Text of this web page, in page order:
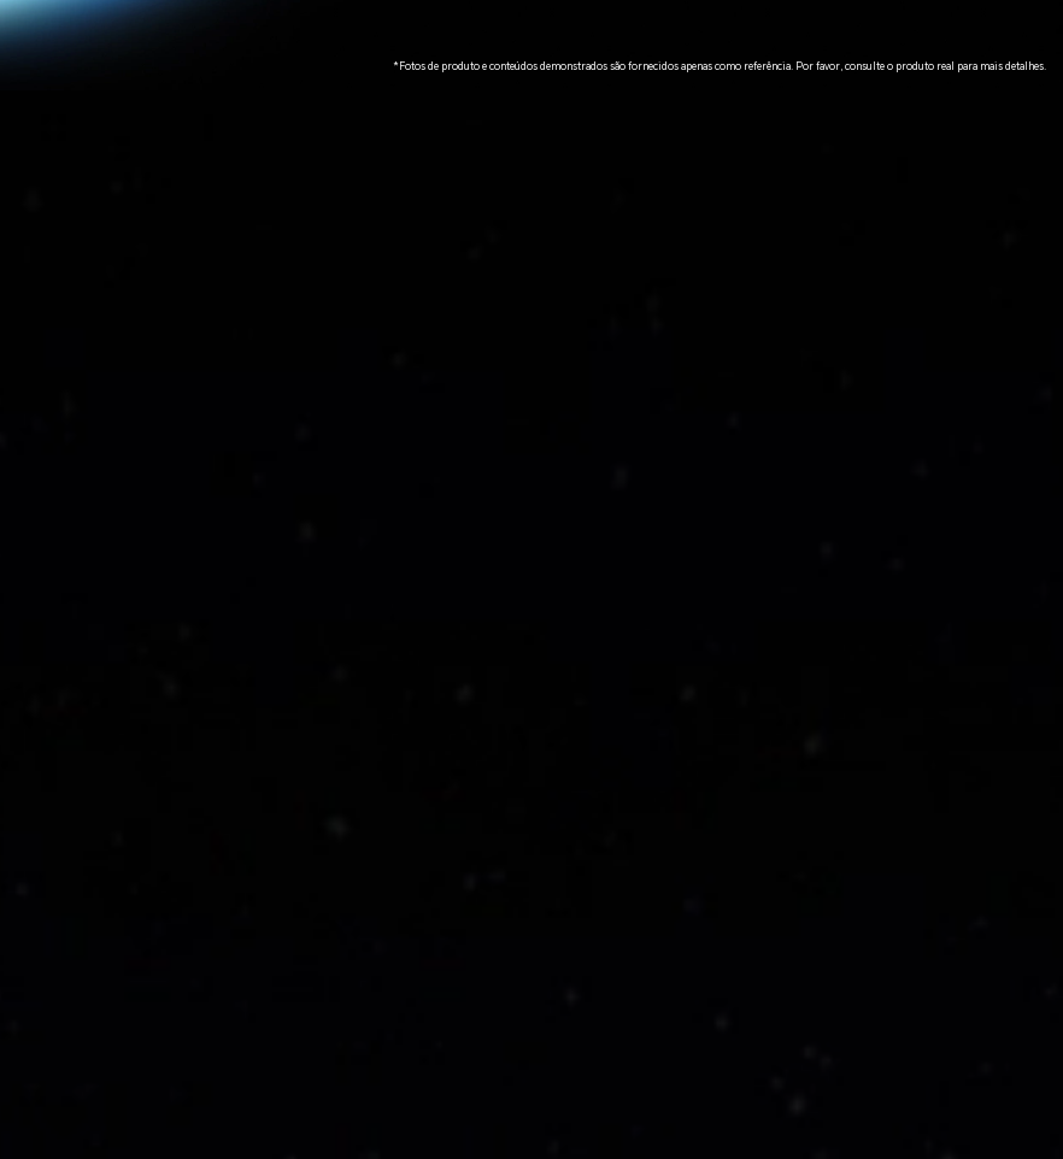
*Fotos de produto e conteúdos demonstrados são fornecidos apenas como referência. Por favor, consulte o produto real para mais detalhes.